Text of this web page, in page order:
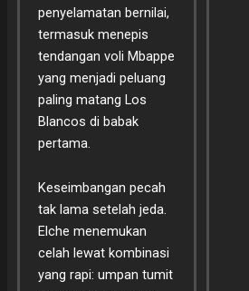
penyelamatan bernilai,
termasuk menepis
tendangan voli Mbappe
yang menjadi peluang
paling matang Los
Blancos di babak
pertama.
Keseimbangan pecah
tak lama setelah jeda.
Elche menemukan
celah lewat kombinasi
yang rapi: umpan tumit